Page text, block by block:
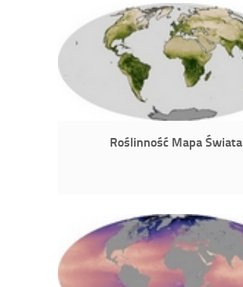
Roślinność Mapa Świata